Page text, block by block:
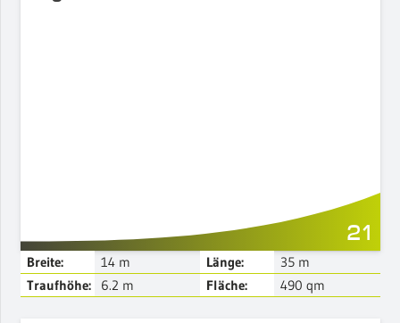
21
Breite: 14m Länge: 35 m
Traufhöhe:
6.2 m Fläche: 490 qm